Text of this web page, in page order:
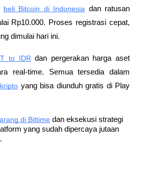
beli Bitcoin di Indonesia dan ratusan
Rp10.000. Proses registrasi cepat,
dimulai hari ini.
to IDR dan pergerakan harga aset
real-time. Semua tersedia dalam
yang bisa diunduh gratis di Play
di Bittime dan eksekusi strategi
yang sudah dipercaya jutaan